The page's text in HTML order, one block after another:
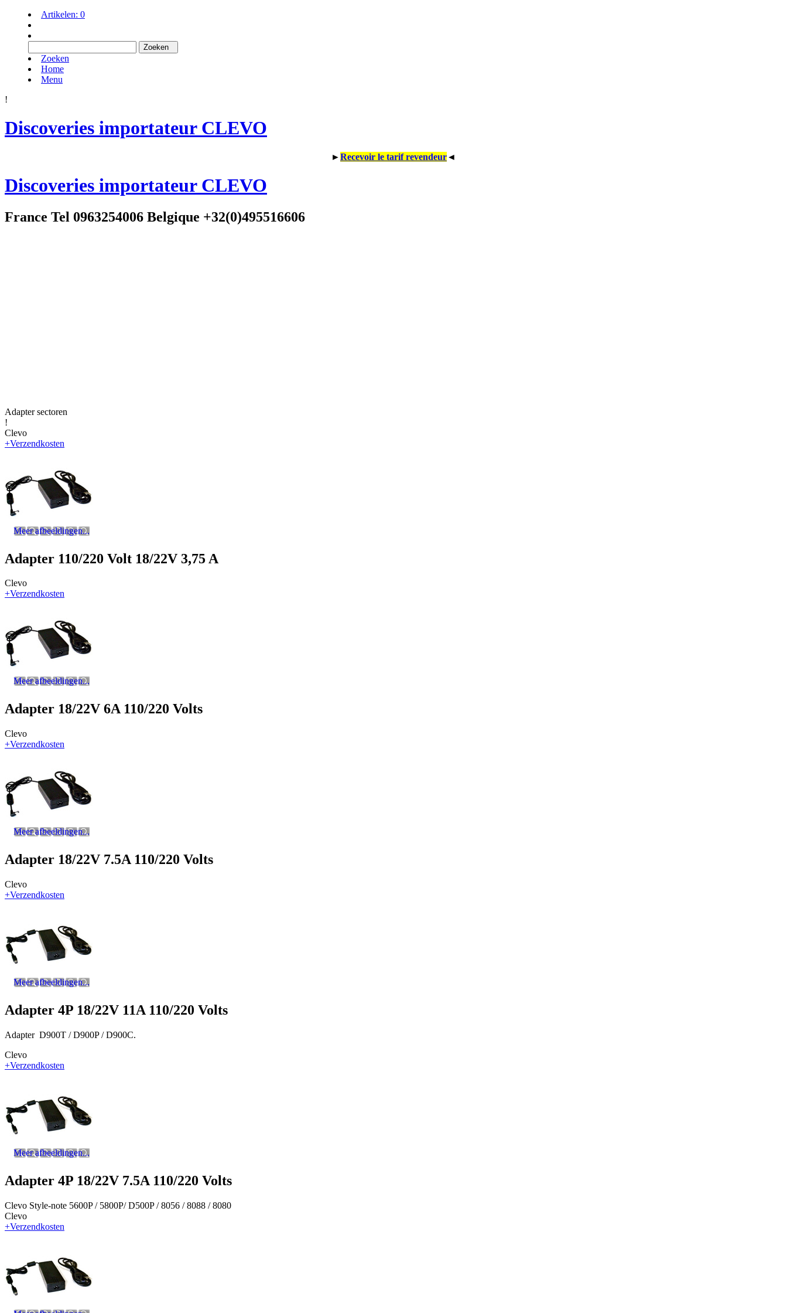
Artikelen: 0
Zoeken
Home
Menu
!
Discoveries importateur CLEVO
►Recevoir le tarif revendeur◄
Discoveries importateur CLEVO
France Tel 0963254006 Belgique +32(0)495516606
Adapter sectoren
!
Clevo
+Verzendkosten
Meer afbeeldingen...
Adapter 110/220 Volt 18/22V 3,75 A
Clevo
+Verzendkosten
Meer afbeeldingen...
Adapter 18/22V 6A 110/220 Volts
Clevo
+Verzendkosten
Meer afbeeldingen...
Adapter 18/22V 7.5A 110/220 Volts
Clevo
+Verzendkosten
Meer afbeeldingen...
Adapter 4P 18/22V 11A 110/220 Volts
Adapter D900T / D900P / D900C.
Clevo
+Verzendkosten
Meer afbeeldingen...
Adapter 4P 18/22V 7.5A 110/220 Volts
Clevo Style-note 5600P / 5800P/ D500P / 8056 / 8088 / 8080
Clevo
+Verzendkosten